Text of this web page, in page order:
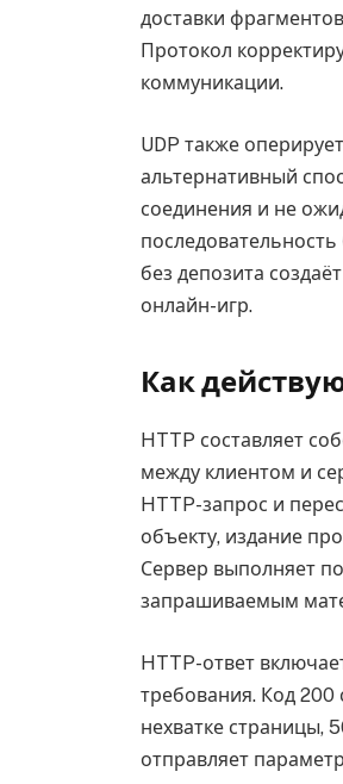
доставки
Протокол
коммуникации.
UDP также
альтернативный
соединения и не
без депозита
онлайн-игр.
Как
HTTP составляет
между клиентом и
HTTP-запрос и
объекту, издание
Сервер выполняет
запрашиваемым
HTTP-ответ
требования. Код
нехватке страницы,
отправляет